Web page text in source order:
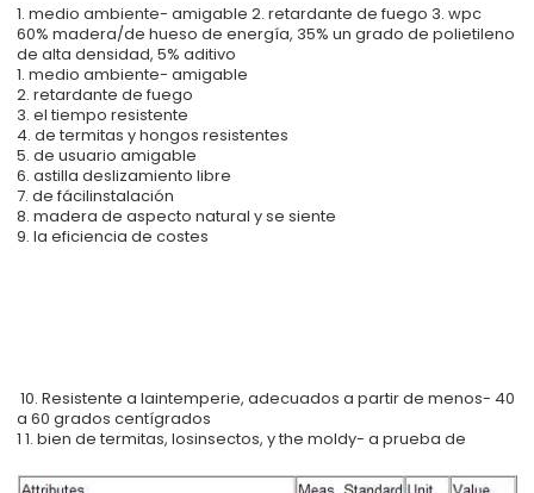
1. medio ambiente- amigable 2. retardante de fuego 3. wpc
60% madera/de hueso de energía, 35% un grado de polietileno
de alta densidad, 5% aditivo
1. medio ambiente- amigable
2. retardante de fuego
3. el tiempo resistente
4. de termitas y hongos resistentes
5. de usuario amigable
6. astilla deslizamiento libre
7. de fácilinstalación
8. madera de aspecto natural y se siente
9. la eficiencia de costes
10. Resistente a laintemperie, adecuados a partir de menos- 40
a 60 grados centígrados
1 1. bien de termitas, losinsectos, y the moldy- a prueba de